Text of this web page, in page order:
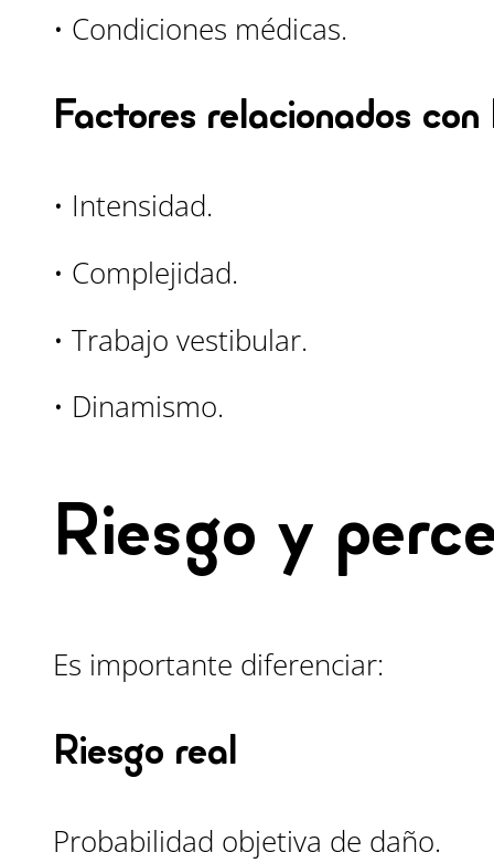
• Condiciones médicas.
Factores relacionados
• Intensidad.
• Complejidad.
• Trabajo vestibular.
• Dinamismo.
Riesgo y
Es importante diferenciar:
Riesgo real
Probabilidad objetiva de daño.